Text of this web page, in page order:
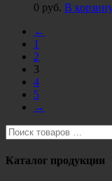
0 руб. В
←
1
2
3
4
5
→
Каталог продукции